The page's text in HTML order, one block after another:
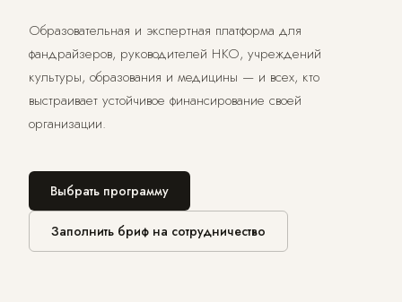
Нажимая кнопку, вы соглашаетесь с политикой обработки
персональных данных
Отправить →
Образовательная и экспертная платформа для
фандрайзеров, руководителей НКО, учреждений
культуры, образования и медицины — и всех, кто
выстраивает устойчивое финансирование своей
организации.
Выбрать программу
Заполнить бриф на сотрудничество